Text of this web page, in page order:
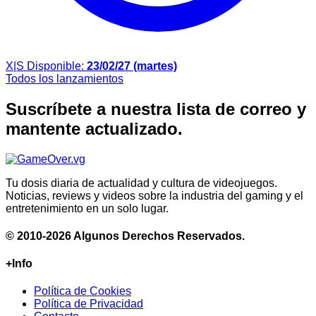
X|S Disponible: 23/02/27 (martes)
Todos los lanzamientos
Suscríbete a nuestra lista de correo y
mantente actualizado.
Tu dosis diaria de actualidad y cultura de videojuegos.
Noticias, reviews y videos sobre la industria del gaming y el
entretenimiento en un solo lugar.
© 2010-2026 Algunos Derechos Reservados.
+Info
Política de Cookies
Política de Privacidad